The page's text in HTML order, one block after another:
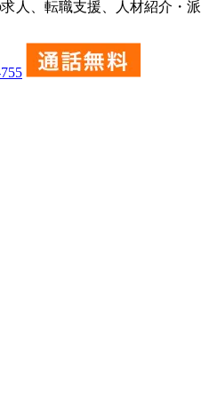
人、転職支援、人材紹介・派